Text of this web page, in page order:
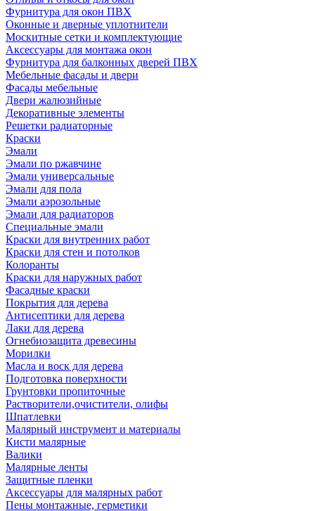
Фурнитура для окон ПВХ
Оконные и дверные уплотнители
Москитные сетки и комплектующие
Аксессуары для монтажа окон
Фурнитура для балконных дверей ПВХ
Мебельные фасады и двери
Фасады мебельные
Двери жалюзийные
Декоративные элементы
Решетки радиаторные
Краски
Эмали
Эмали по ржавчине
Эмали универсальные
Эмали для пола
Эмали аэрозольные
Эмали для радиаторов
Специальные эмали
Краски для внутренних работ
Краски для стен и потолков
Колоранты
Краски для наружных работ
Фасадные краски
Покрытия для дерева
Антисептики для дерева
Лаки для дерева
Огнебиозащита древесины
Морилки
Масла и воск для дерева
Подготовка поверхности
Грунтовки пропиточные
Растворители,очистители, олифы
Шпатлевки
Малярный инструмент и материалы
Кисти малярные
Валики
Малярные ленты
Защитные пленки
Аксессуары для малярных работ
Пены монтажные, герметики